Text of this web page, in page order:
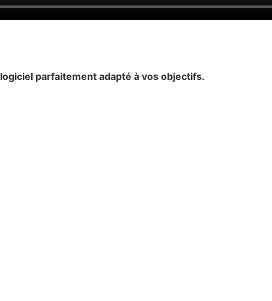
logiciel parfaitement adapté à vos objectifs.